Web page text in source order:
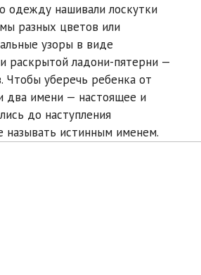
одежду нашивали лоскутки
разных цветов или
узоры в виде
раскрытой ладони-пятерни —
Чтобы уберечь ребенка от
два имени — настоящее и
до наступления
называть истинным именем.